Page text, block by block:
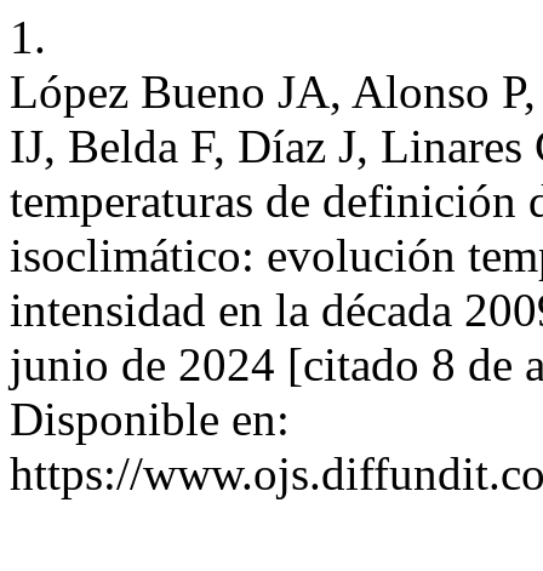
1.
López Bueno JA, Alonso
IJ, Belda F, Díaz J,
temperaturas de definición
isoclimático: evolución
intensidad en la década
junio de 2024 [citado 8 de
Disponible en:
https://